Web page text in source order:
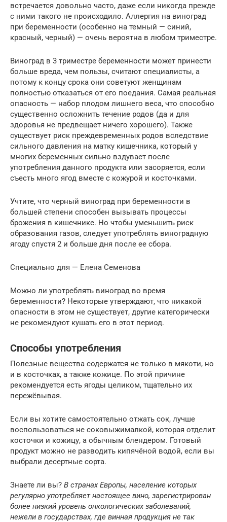
встречается довольно часто, даже если никогда прежде
с ними такого не происходило. Аллергия на виноград
при беременности (особенно на темный — синий,
красный, черный) — очень вероятна в любом триместре.
Виноград в 3 триместре беременности может принести
больше вреда, чем пользы, считают специалисты, а
потому к концу срока они советуют женщинам
полностью отказаться от его поедания. Самая реальная
опасность — набор плодом лишнего веса, что способно
существенно осложнить течение родов (да и для
здоровья не предвещает ничего хорошего). Также
существует риск преждевременных родов вследствие
сильного давления на матку кишечника, который у
многих беременных сильно вздувает после
употребления данного продукта или засоряется, если
съесть много ягод вместе с кожурой и косточками.
Учтите, что черный виноград при беременности в
большей степени способен вызывать процессы
брожения в кишечнике. Но чтобы уменьшить риск
образования газов, следует употреблять виноградную
ягоду спустя 2 и больше дня после ее сбора.
Специально для — Елена Семенова
Можно ли употреблять виноград во время
беременности? Некоторые утверждают, что никакой
опасности в этом не существует, другие категорически
не рекомендуют кушать его в этот период.
Способы употребления
Полезные вещества содержатся не только в мякоти, но
и в косточках, а также кожице. По этой причине
рекомендуется есть ягоды целиком, тщательно их
пережёвывая.
Если вы хотите самостоятельно отжать сок, лучше
воспользоваться не соковыжималкой, которая отделит
косточки и кожицу, а обычным блендером. Готовый
продукт можно не разводить кипячёной водой, если вы
выбрали десертные сорта.
Знаете ли вы? В странах Европы, население которых
регулярно употребляет настоящее вино, зарегистрирован
более низкий уровень онкологических заболеваний,
нежели в государствах, где винная продукция не так